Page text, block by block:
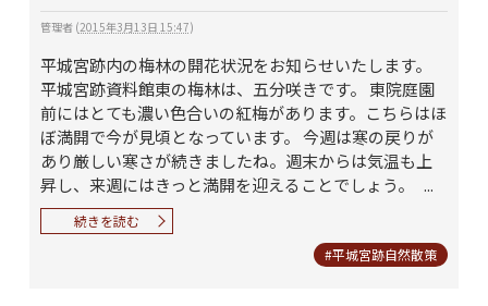
管理者(2015年3月13日 15:47)
平城宮跡内の梅林の開花状況をお知らせいたします。
平城宮跡資料館東の梅林は、五分咲きです。 東院庭園
前にはとても濃い色合いの紅梅があります。こちらはほ
ぼ満開で今が見頃となっています。 今週は寒の戻りが
あり厳しい寒さが続きましたね。週末からは気温も上
昇し、来週にはきっと満開を迎えることでしょう。 ...
続きを読む
#平城宮跡自然散策